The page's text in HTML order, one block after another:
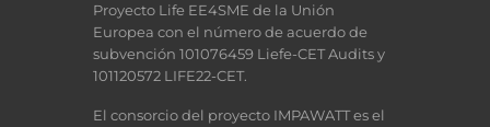
Proyecto Life EE4SME de la Unión
Europea con el número de acuerdo de
subvención 101076459 Liefe-CET Audits y
101120572 LIFE22-CET.
El consorcio del proyecto IMPAWATT es el